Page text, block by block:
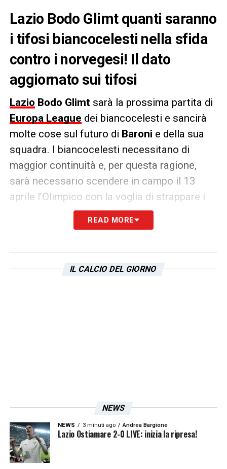
Lazio Bodo Glimt quanti saranno
i tifosi biancocelesti nella sfida
contro i norvegesi! Il dato
aggiornato sui tifosi
Lazio Bodo Glimtsarà la prossima partita di
Europa League dei biancocelesti e sancirà
molte cose sul futuro di Baroni e della sua
squadra. I biancocelesti necessitano di
maggior continuità e, per questa ragione,
sarà necessario scendere in campo il 13
aprile l’Olimpico con la voglia di strappare i
necessario per dare manforte ai ragazzi e
così, come scritto da ilCorriere dello Sport,
READ MORE
IL CALCIO DEL GIORNO
NEWS
NEWS 3 minuti ago Andrea Bargione
Lazio Ostiamare 2-0 LIVE: inizia la ripresa!